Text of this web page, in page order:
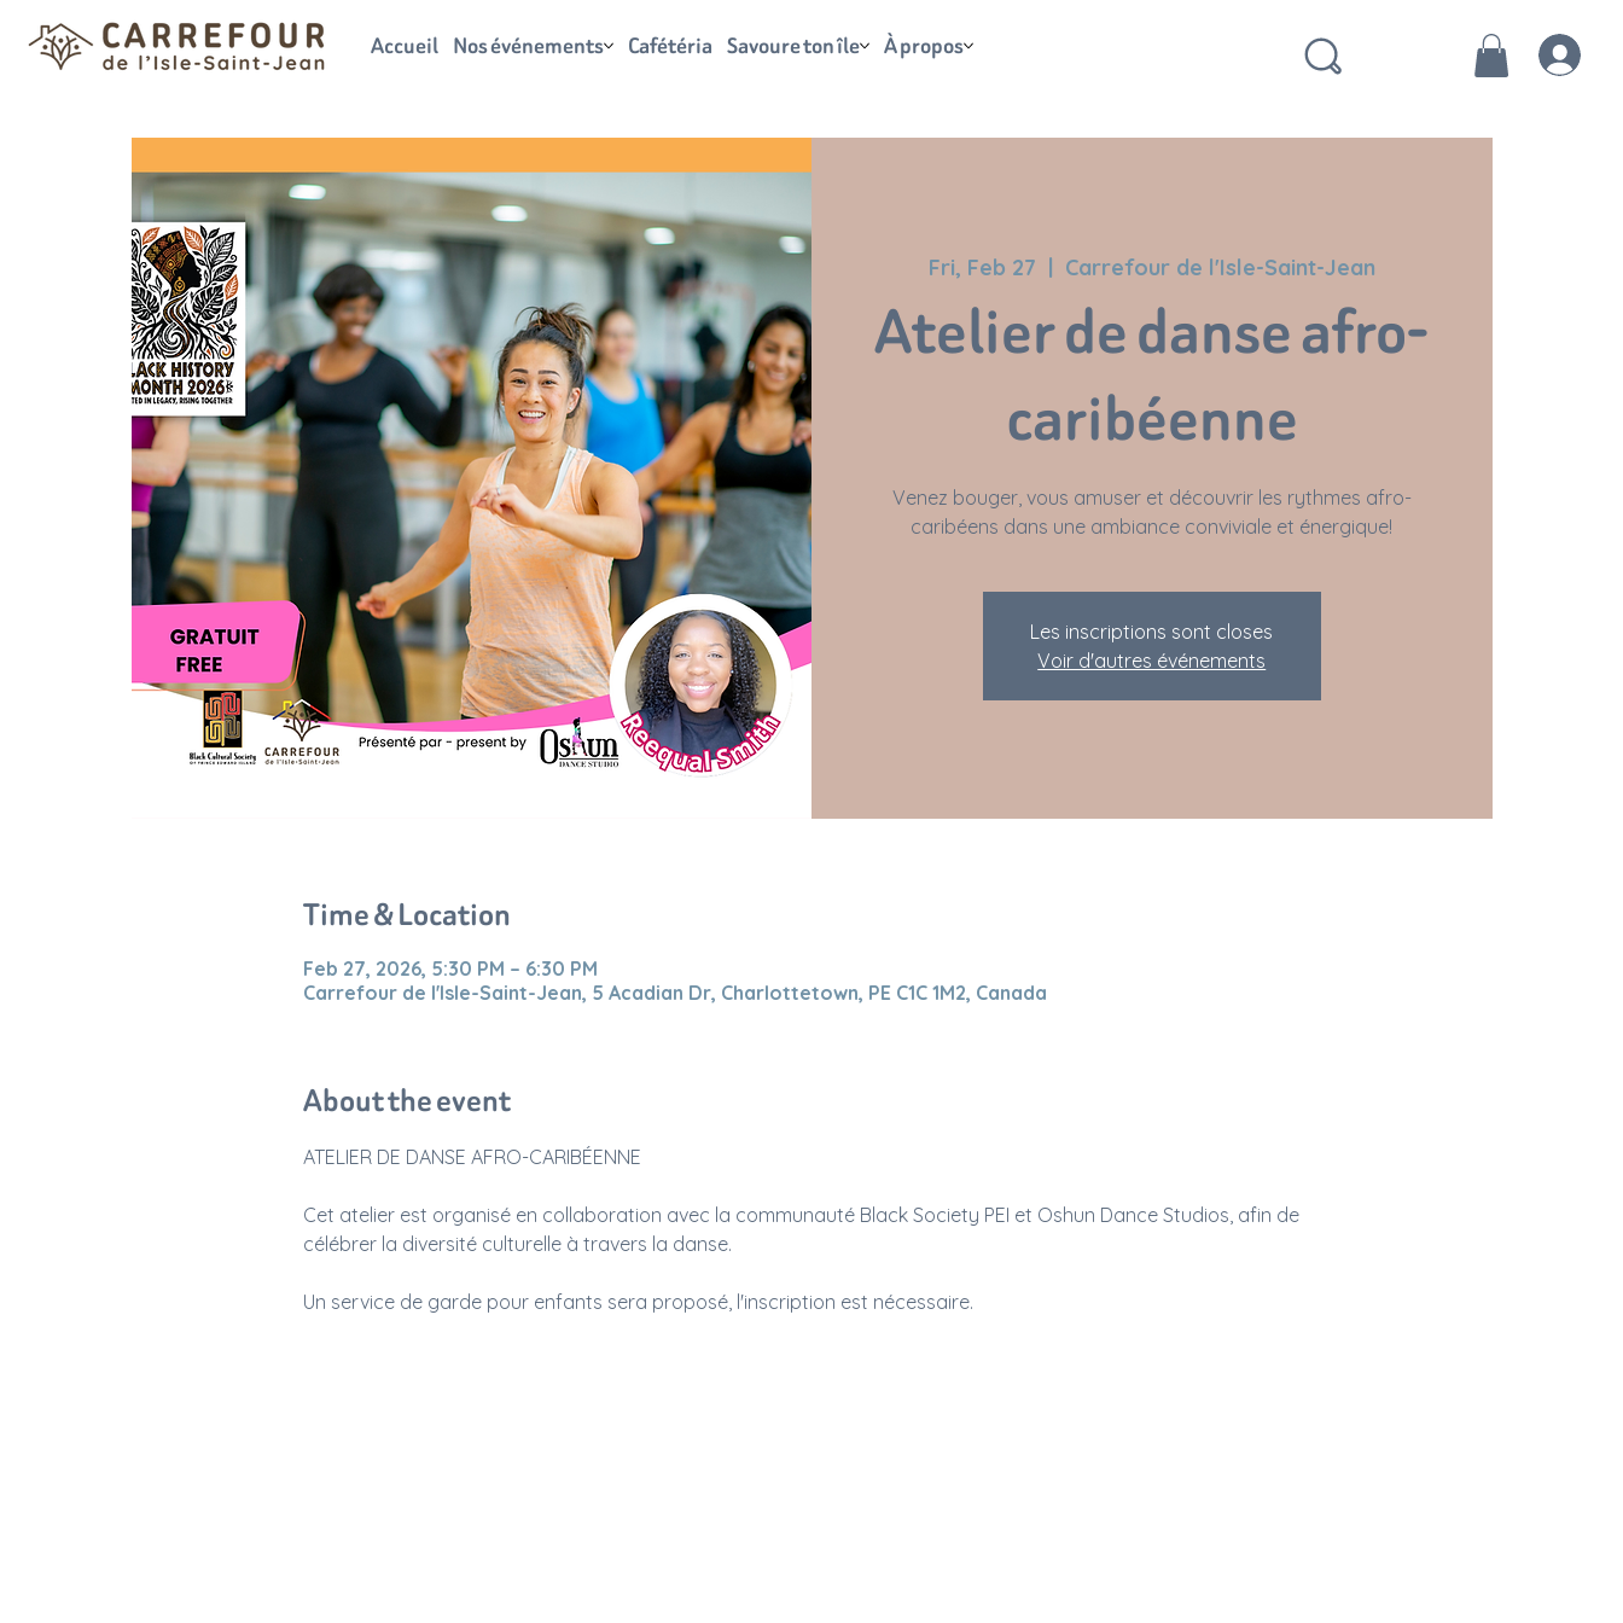
Accueil Nos événements Cafétéria Savoure ton île À propos
Fri, Feb 27
  |
Carrefour de l'Isle-Saint-Jean
Atelier de danse afro-
caribéenne
Venez bouger, vous amuser et découvrir les rythmes afro-
caribéens dans une ambiance conviviale et énergique!
Les inscriptions sont closes
Voir d'autres événements
Time & Location
Feb 27, 2026, 5:30 PM – 6:30 PM
Carrefour de l'Isle-Saint-Jean, 5 Acadian Dr, Charlottetown, PE C1C 1M2, Canada
About the event
ATELIER DE DANSE AFRO-CARIBÉENNE
Cet atelier est organisé en collaboration avec la communauté Black Society PEI et Oshun Dance Studios, afin de
célébrer la diversité culturelle à travers la danse.
Un service de garde pour enfants sera proposé, l'inscription est nécessaire.